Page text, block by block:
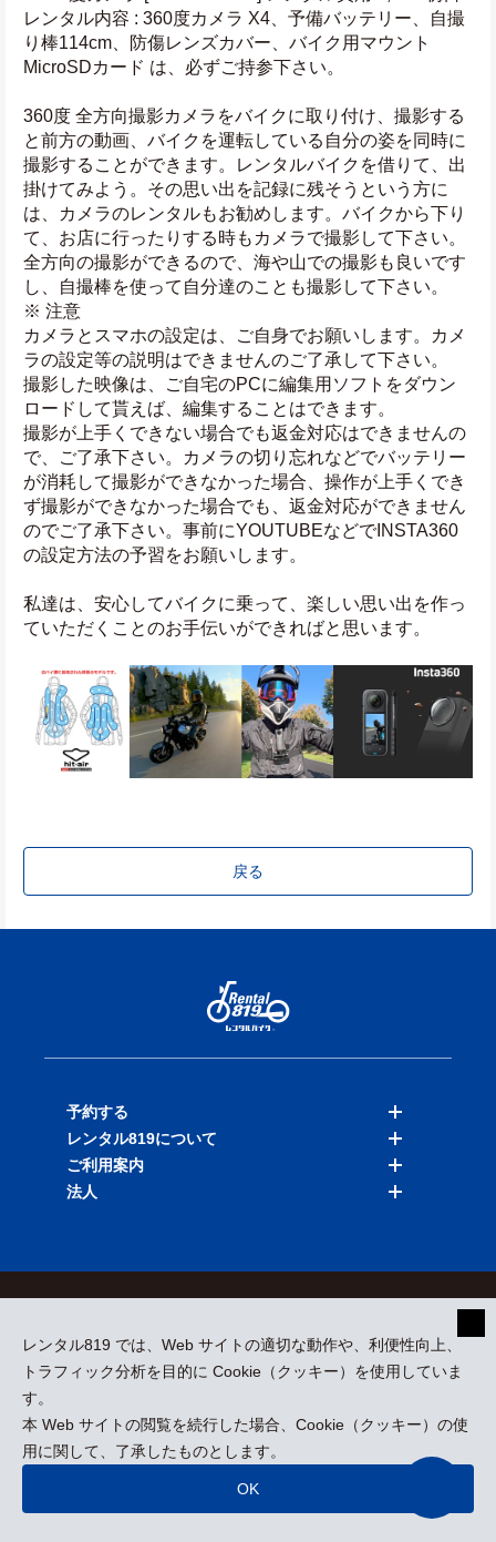
レンタル内容 : 360度カメラ X4、予備バッテリー、自撮
り棒114cm、防傷レンズカバー、バイク用マウント
MicroSDカード は、必ずご持参下さい。
360度 全方向撮影カメラをバイクに取り付け、撮影する
と前方の動画、バイクを運転している自分の姿を同時に
撮影することができます。レンタルバイクを借りて、出
掛けてみよう。その思い出を記録に残そうという方に
は、カメラのレンタルもお勧めします。バイクから下り
て、お店に行ったりする時もカメラで撮影して下さい。
全方向の撮影ができるので、海や山での撮影も良いです
し、自撮棒を使って自分達のことも撮影して下さい。
※ 注意
カメラとスマホの設定は、ご自身でお願いします。カメ
ラの設定等の説明はできませんのご了承して下さい。
撮影した映像は、ご自宅のPCに編集用ソフトをダウン
ロードして貰えば、編集することはできます。
撮影が上手くできない場合でも返金対応はできませんの
で、ご了承下さい。カメラの切り忘れなどでバッテリー
が消耗して撮影ができなかった場合、操作が上手くでき
ず撮影ができなかった場合でも、返金対応ができません
のでご了承下さい。事前にYOUTUBEなどでINSTA360
の設定方法の予習をお願いします。
私達は、安心してバイクに乗って、楽しい思い出を作っ
ていただくことのお手伝いができればと思います。
戻る
レンタル819 では、Web サイトの適切な動作や、利便性向上、
トラフィック分析を目的に Cookie（クッキー）を使用していま
す。
本 Web サイトの閲覧を続行した場合、Cookie（クッキー）の使
用に関して、了承したものとします。
OK
予約する
バイクを探す
店舗を探す
レンタル819について
料金表
ご利用案内
法人
採用情報
プレスリリース
kizuki Rental Service © All Rights Reserved.